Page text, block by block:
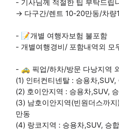
- 기사님께 적절한 팁 부탁드립
→ 다구간/렌트 10-20만동/차량
- 📝개별 여행자보험 불포함
- 개별여행경비/ 포함내역외 모
- 🚕 픽업/하차/방문 다낭지역
(1) 인터컨티넨탈 : 승용차
(2) 호이안지역 : 승용차,SUV,
(3) 남호이안지역(빈원더스까
만동
(4) 랑코지역 : 승용차,SUV, 승